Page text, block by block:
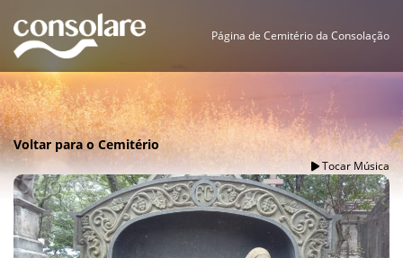
Página de Cemitério da Consolação
Voltar para o Cemitério
Tocar Música